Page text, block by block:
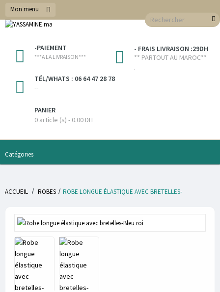
Mon menu
-PAIEMENT
***A LA LIVRAISON***
- FRAIS LIVRAISON :29DH
** PARTOUT AU MAROC**
.
TÉL/WHATS : 06 64 47 28 78
--
PANIER
0 article (s) - 0.00 DH
Catégories
ACCUEIL / ROBES / ROBE LONGUE ÉLASTIQUE AVEC BRETELLES-